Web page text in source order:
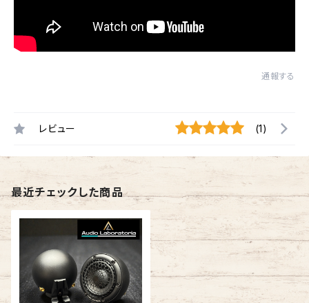
通報する
レビュー (1)
最近チェックした商品